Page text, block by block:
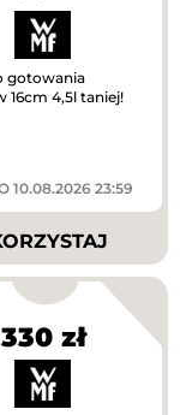
gotowania
16cm 4,5l taniej!
10.08.2026 23:59
330 zł